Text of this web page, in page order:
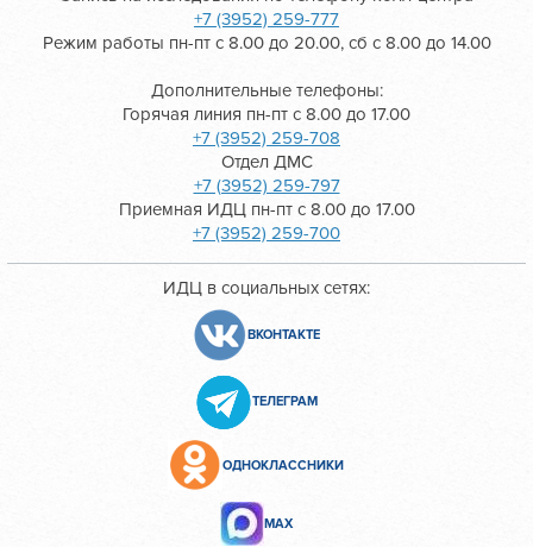
+7 (3952) 259-777
Режим работы пн-пт с 8.00 до 20.00, сб с 8.00 до 14.00
Дополнительные телефоны:
Горячая линия пн-пт с 8.00 до 17.00
+7 (3952) 259-708
Отдел ДМС
+7 (3952) 259-797
Приемная ИДЦ пн-пт с 8.00 до 17.00
+7 (3952) 259-700
ИДЦ в социальных сетях:
ВКОНТАКТЕ
ТЕЛЕГРАМ
ОДНОКЛАССНИКИ
МАХ